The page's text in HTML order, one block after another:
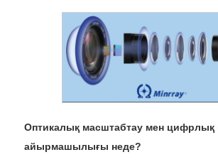
Оптикалық масштабтау мен цифрлық
айырмашылығы неде?